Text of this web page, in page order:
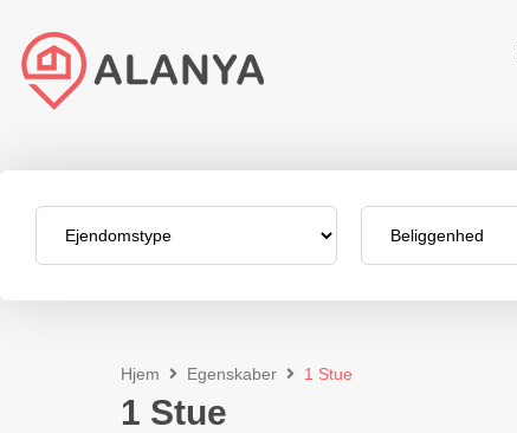
Hjem Egenskaber 1 Stue
1 Stue